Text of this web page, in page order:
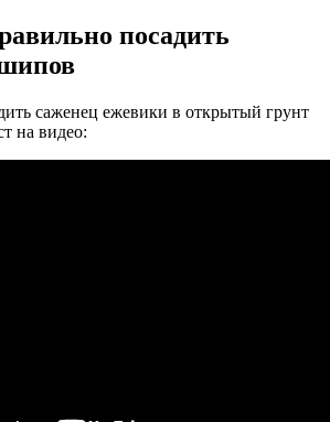
посадить
саженец ежевики в открытый грунт
на видео: